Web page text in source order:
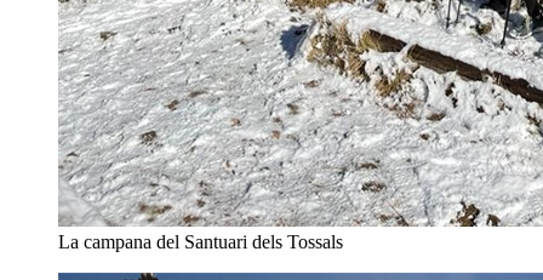
La campana del Santuari dels Tossals